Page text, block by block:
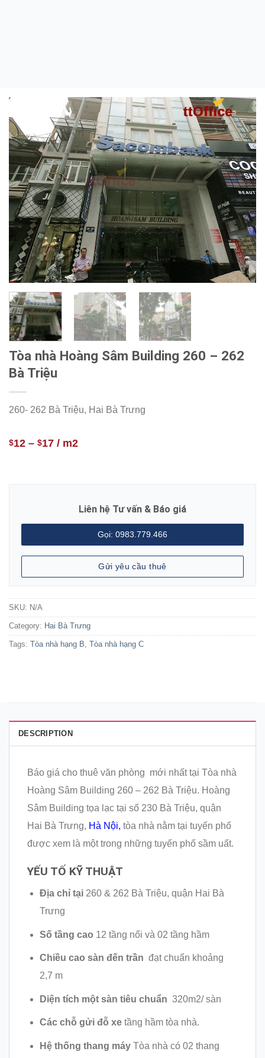
Tòa nhà Hoàng Sâm Building 260 – 262
Bà Triệu
260- 262 Bà Triệu, Hai Bà Trưng
$12 – $17 / m2
Liên hệ Tư vấn & Báo giá
Gọi: 0983.779.466
Gửi yêu cầu thuê
SKU: N/A
Category: Hai Bà Trưng
Tags: Tòa nhà hạng B Tòa nhà hạng C
DESCRIPTION
Báo giá cho thuê văn phòng mới nhất tại Tòa nhà
Hoàng Sâm Building 260 – 262 Bà Triệu. Hoàng
Sâm Building tọa lạc tại số 230 Bà Triệu, quận
Hai Bà Trưng, Hà Nội, tòa nhà nằm tại tuyến phố
được xem là một trong những tuyến phố sầm uất.
YẾU TỐ KỸ THUẬT
Địa chỉ tại 260 & 262 Bà Triệu, quận Hai Bà
Trưng
Số tầng cao 12 tầng nổi và 02 tầng hầm
Chiều cao sàn đến trần đạt chuẩn khoảng
2,7 m
Diện tích một sàn tiêu chuẩn 320m2/ sàn
Các chỗ gửi đỗ xe tầng hầm tòa nhà.
Hệ thống thang máy Tòa nhà có 02 thang